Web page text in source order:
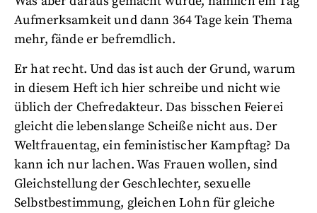
Aufmerksamkeit und dann 364 Tage kein Thema
mehr, fände er befremdlich.
Er hat recht. Und das ist auch der Grund, warum
in diesem Heft ich hier schreibe und nicht wie
üblich der Chefredakteur. Das bisschen Feierei
gleicht die lebenslange Scheiße nicht aus. Der
Weltfrauentag, ein feministischer Kampftag? Da
kann ich nur lachen. Was Frauen wollen, sind
Gleichstellung der Geschlechter, sexuelle
Selbstbestimmung, gleichen Lohn für gleiche